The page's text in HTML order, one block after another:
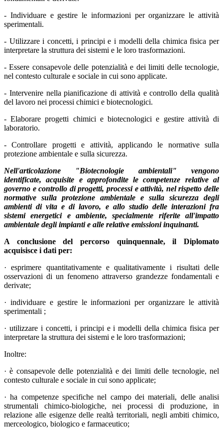
- Individuare e gestire le informazioni per organizzare le attività
sperimentali.
- Utilizzare i concetti, i principi e i modelli della chimica fisica per
interpretare la struttura dei sistemi e le loro trasformazioni.
- Essere consapevole delle potenzialità e dei limiti delle tecnologie,
nel contesto culturale e sociale in cui sono applicate.
- Intervenire nella pianificazione di attività e controllo della qualità
del lavoro nei processi chimici e biotecnologici.
- Elaborare progetti chimici e biotecnologici e gestire attività di
laboratorio.
- Controllare progetti e attività, applicando le normative sulla
protezione ambientale e sulla sicurezza.
Nell'articolazione "Biotecnologie ambientali" vengono
identificate, acquisite e approfondite le competenze relative al
governo e controllo di progetti, processi e attività, nel rispetto delle
normative sulla protezione ambientale e sulla sicurezza degli
ambienti di vita e di lavoro, e allo studio delle interazioni fra
sistemi energetici e ambiente, specialmente riferite all'impatto
ambientale degli impianti e alle relative emissioni inquinanti.
A conclusione del percorso quinquennale, il Diplomato
acquisisce i dati per:
· esprimere quantitativamente e qualitativamente i risultati delle
osservazioni di un fenomeno attraverso grandezze fondamentali e
derivate;
· individuare e gestire le informazioni per organizzare le attività
sperimentali ;
· utilizzare i concetti, i principi e i modelli della chimica fisica per
interpretare la struttura dei sistemi e le loro trasformazioni;
Inoltre:
· è consapevole delle potenzialità e dei limiti delle tecnologie, nel
contesto culturale e sociale in cui sono applicate;
· ha competenze specifiche nel campo dei materiali, delle analisi
strumentali chimico-biologiche, nei processi di produzione, in
relazione alle esigenze delle realtà territoriali, negli ambiti chimico,
merceologico, biologico e farmaceutico;